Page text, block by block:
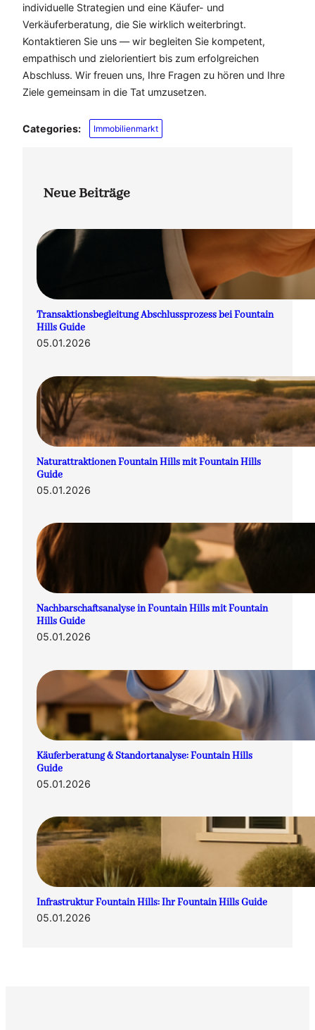
individuelle Strategien und eine Käufer- und
Verkäuferberatung, die Sie wirklich weiterbringt.
Kontaktieren Sie uns — wir begleiten Sie kompetent,
empathisch und zielorientiert bis zum erfolgreichen
Abschluss. Wir freuen uns, Ihre Fragen zu hören und Ihre
Ziele gemeinsam in die Tat umzusetzen.
Categories: Immobilienmarkt
Neue Beiträge
Transaktionsbegleitung Abschlussprozess bei Fountain
Hills Guide
05.01.2026
Naturattraktionen Fountain Hills mit Fountain Hills
Guide
05.01.2026
Nachbarschaftsanalyse in Fountain Hills mit Fountain
Hills Guide
05.01.2026
Käuferberatung & Standortanalyse: Fountain Hills
Guide
05.01.2026
Infrastruktur Fountain Hills: Ihr Fountain Hills Guide
05.01.2026